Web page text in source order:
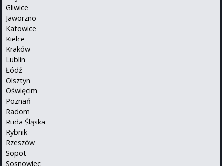
Gliwice
Jaworzno
Katowice
Kielce
Kraków
Lublin
Łódź
Olsztyn
Oświęcim
Poznań
Radom
Ruda Śląska
Rybnik
Rzeszów
Sopot
Sosnowiec